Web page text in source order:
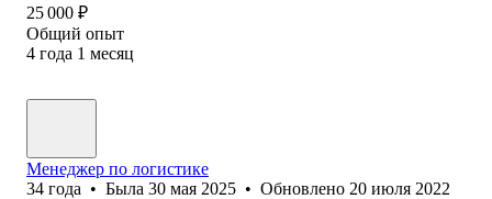
25 000 ₽
Общий опыт
4 года 1 месяц
Менеджер по логистике
34 года • Была 30 мая 2025 • Обновлено 20 июля 2022